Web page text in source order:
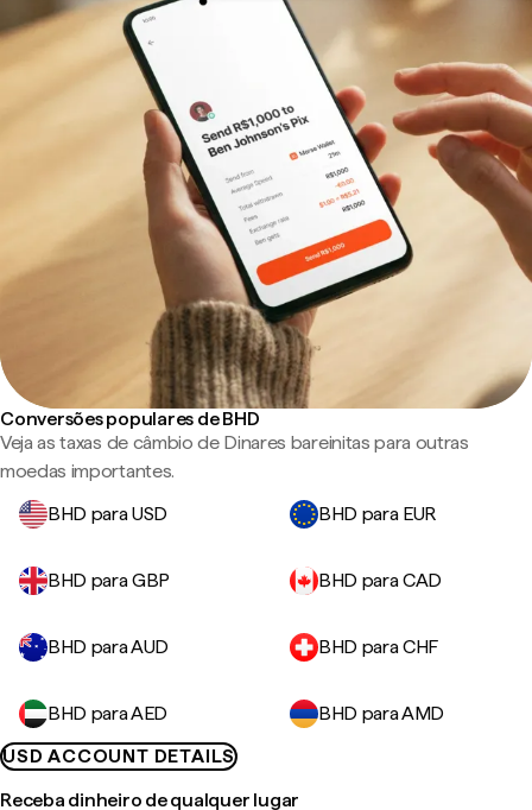
Conversões populares de BHD
Veja as taxas de câmbio de Dinares bareinitas para outras
moedas importantes.
BHD para USD
BHD para EUR
BHD para GBP BHD para CAD
BHD para AUD BHD para CHF
BHD para AED
BHD para AMD
USD ACCOUNT DETAILS
Receba dinheiro de qualquer lugar